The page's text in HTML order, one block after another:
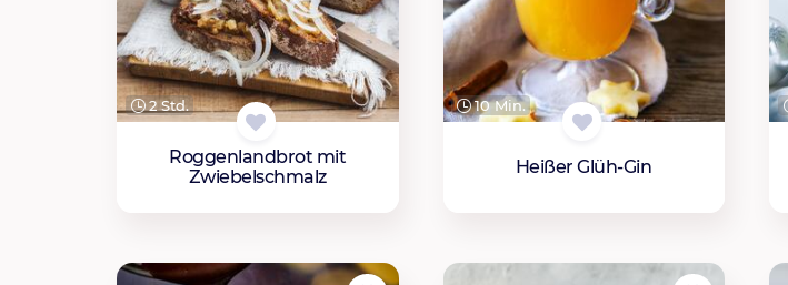
2 Std.
Roggenlandbrot mit
Zwiebelschmalz
10 Min.
Heißer Glüh-Gin